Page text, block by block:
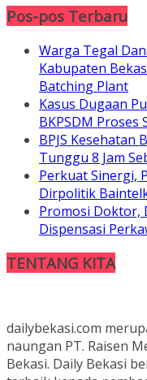
Pos-pos Terbaru
Warga Tegal
Kabupaten
Batching Plant
Kasus Dugaan
BKPSDM Proses
BPJS Kesehatan
Tunggu 8 Jam
Perkuat Sinergi,
Dirpolitik
Promosi Doktor,
Dispensasi
TENTANG KITA
dailybekasi.com
naungan PT. Raisen
Bekasi. Daily Bekasi